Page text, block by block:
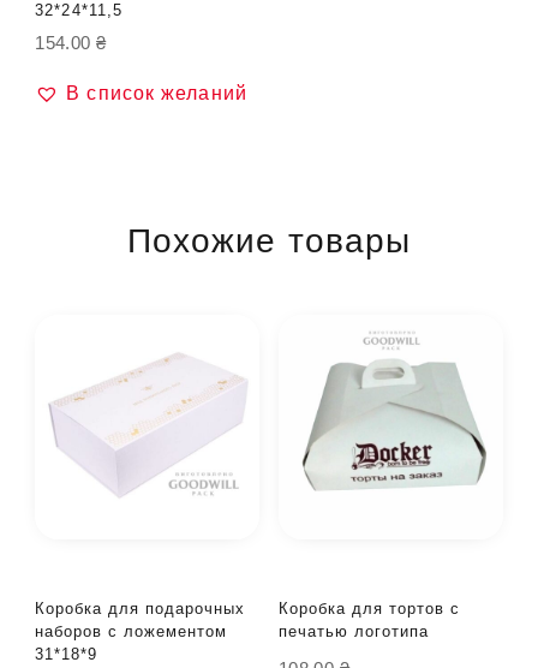
32*24*11,5
154.00 ₴
В список желаний
Похожие товары
Коробка для подарочных
наборов с ложементом
31*18*9
Коробка для тортов с
печатью логотипа